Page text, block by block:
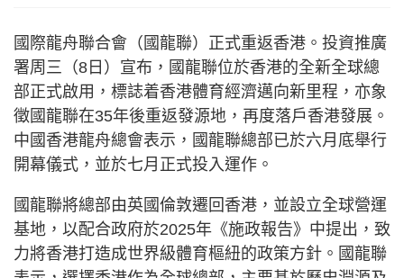
國際龍舟聯合會（國龍聯）正式重返香港。投資推廣
署周三（8日）宣布，國龍聯位於香港的全新全球總
部正式啟用，標誌着香港體育經濟邁向新里程，亦象
徵國龍聯在35年後重返發源地，再度落戶香港發展。
中國香港龍舟總會表示，國龍聯總部已於六月底舉行
開幕儀式，並於七月正式投入運作。
國龍聯將總部由英國倫敦遷回香港，並設立全球營運
基地，以配合政府於2025年《施政報告》中提出，致
力將香港打造成世界級體育樞紐的政策方針。國龍聯